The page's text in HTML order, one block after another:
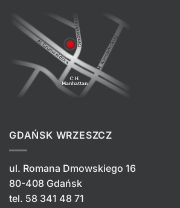
GDAŃSK WRZESZCZ
ul. Romana Dmowskiego 16
80-408 Gdańsk
tel. 58 341 48 71